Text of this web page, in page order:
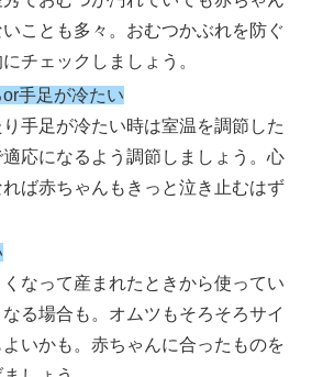
ことも多々。おむつかぶれを防ぐ
チェックしましょう。
手足が冷たい
手足が冷たい時は室温を調節した
応になるよう調節しましょう。心
ば赤ちゃんもきっと泣き止むはず
なって産まれたときから使ってい
る場合も。オムツもそろそろサイ
いかも。赤ちゃんに合ったものを